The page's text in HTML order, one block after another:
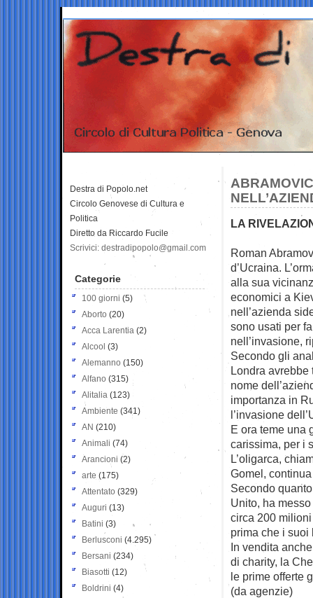
LA
Roman
d’Ucraina.
alla sua
economici a
nell’azienda
sono usati per
nell’invasione,
Secondo gli
Londra avrebbe
nome
importanza in
l’invasione
E ora teme una
carissima, per i
L’oligarca,
Gomel,
Secondo
Unito, ha
circa 200
prima che i
In vendita
di charity, la
le prime offerte
(da agenzie)
Destra di Popolo.net
Circolo Genovese di Cultura e
Politica
Diretto da Riccardo Fucile
Scrivici: destradipopolo@gmail.com
Categorie
100 giorni (5)
Aborto (20)
Acca Larentia (2)
Alcool (3)
Alemanno (150)
Alfano (315)
Alitalia (123)
Ambiente (341)
AN (210)
Animali (74)
Arancioni (2)
arte (175)
Attentato (329)
Auguri (13)
Batini (3)
Berlusconi (4.295)
Bersani (234)
Biasotti (12)
Boldrini (4)